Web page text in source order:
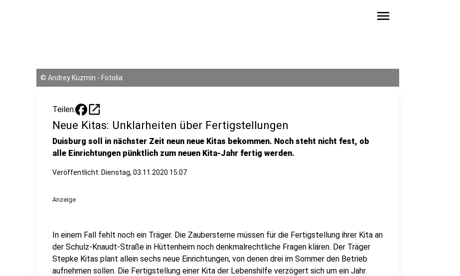
menu
© Andrey Kuzmin - Fotolia
Teilen: open_in_new
Neue Kitas: Unklarheiten über Fertigstellungen
Duisburg soll in nächster Zeit neun neue Kitas bekommen. Noch steht nicht fest, ob
alle Einrichtungen pünktlich zum neuen Kita-Jahr fertig werden.
Veröffentlicht: Dienstag, 03.11.2020 15:07
Anzeige
In einem Fall fehlt noch ein Träger. Die Zaubersterne müssen für die Fertigstellung ihrer Kita an
der Schulz-Knaudt-Straße in Hüttenheim noch denkmalrechtliche Fragen klären. Der Träger
Stepke Kitas plant allein sechs neue Einrichtungen, von denen drei im Sommer den Betrieb
aufnehmen sollen. Die Fertigstellung einer Kita der Lebenshilfe verzögert sich um ein Jahr.